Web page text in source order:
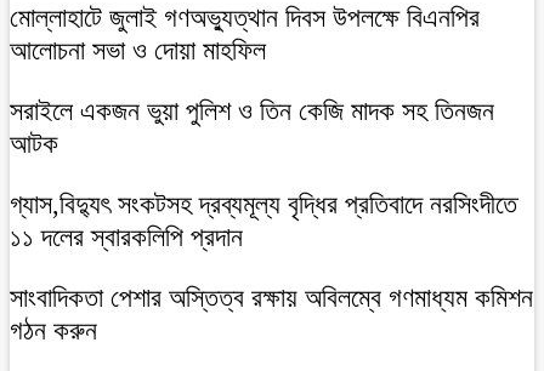
মোল্লাহাটে জুলাই গণঅভ্যুত্থান দিবস উপলক্ষে বিএনপির
আলোচনা সভা ও দোয়া মাহফিল
সরাইলে একজন ভুয়া পুলিশ ও তিন কেজি মাদক সহ তিনজন
আটক
গ্যাস,বিদ্যুৎ সংকটসহ দ্রব্যমূল্য বৃদ্ধির প্রতিবাদে নরসিংদীতে
১১ দলের স্বারকলিপি প্রদান
সাংবাদিকতা পেশার অস্তিত্ব রক্ষায় অবিলম্বে গণমাধ্যম কমিশন
গঠন করুন